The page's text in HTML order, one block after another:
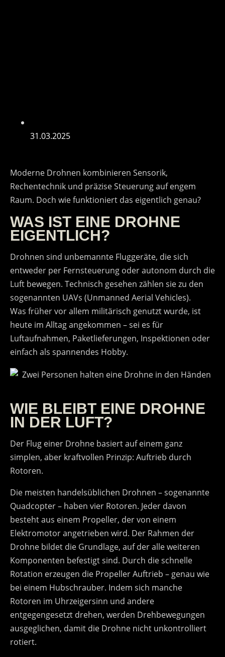
31.03.2025
Moderne Drohnen kombinieren Sensorik,
Rechentechnik und präzise Steuerung auf engem
Raum. Doch wie funktioniert das eigentlich genau?
WAS IST EINE DROHNE
EIGENTLICH?
Drohnen sind unbemannte Fluggeräte, die sich
entweder per Fernsteuerung oder autonom durch die
Luft bewegen. Technisch gesehen zählen sie zu den
sogenannten UAVs (Unmanned Aerial Vehicles).
Was früher vor allem militärisch genutzt wurde, ist
heute im Alltag angekommen – sei es für
Luftaufnahmen, Paketlieferungen, Inspektionen oder
einfach als spannendes Hobby.
WIE BLEIBT EINE DROHNE
IN DER LUFT?
Der Flug einer Drohne basiert auf einem ganz
simplen, aber kraftvollen Prinzip: Auftrieb durch
Rotoren.
Die meisten handelsüblichen Drohnen – sogenannte
Quadcopter – haben vier Rotoren. Jeder davon
besteht aus einem Propeller, der von einem
Elektromotor angetrieben wird. Der Rahmen der
Drohne bildet die Grundlage, auf der alle weiteren
Komponenten befestigt sind. Durch die schnelle
Rotation erzeugen die Propeller Auftrieb – genau wie
bei einem Hubschrauber. Indem sich manche
Rotoren im Uhrzeigersinn und andere
entgegengesetzt drehen, werden Drehbewegungen
ausgeglichen, damit die Drohne nicht unkontrolliert
rotiert.